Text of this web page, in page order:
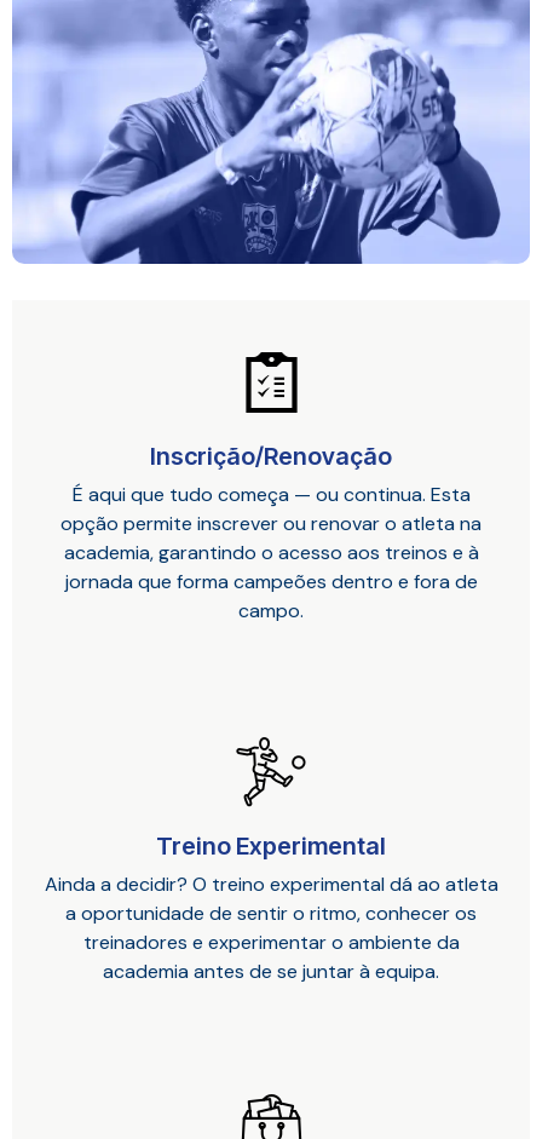
Inscrição/Renovação
É aqui que tudo começa — ou continua. Esta
opção permite inscrever ou renovar o atleta na
academia, garantindo o acesso aos treinos e à
jornada que forma campeões dentro e fora de
campo.
Treino Experimental
Ainda a decidir? O treino experimental dá ao atleta
a oportunidade de sentir o ritmo, conhecer os
treinadores e experimentar o ambiente da
academia antes de se juntar à equipa.